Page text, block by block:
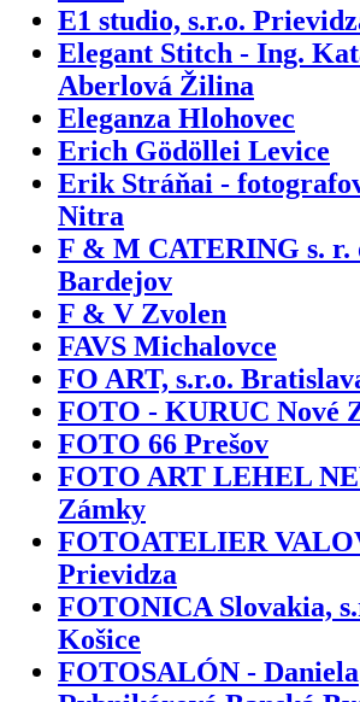
E1 studio, s.r.o.
Elegant Stitch - Ing.
Aberlová Žilina
Eleganza Hlohovec
Erich Gödöllei Levice
Erik Stráňai -
Nitra
F & M CATERING s. r.
Bardejov
F & V Zvolen
FAVS Michalovce
FO ART, s.r.o.
FOTO - KURUC Nové
FOTO 66 Prešov
FOTO ART LEHEL
Zámky
FOTOATELIER
Prievidza
FOTONICA Slovakia,
Košice
FOTOSALÓN - Daniela